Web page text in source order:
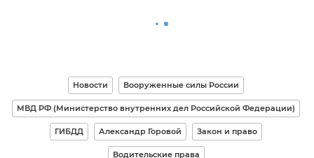
Новости Вооруженные силы России
МВД РФ (Министерство внутренних дел Российской Федерации)
ГИБДД Александр Горовой Закон и право
Водительские права